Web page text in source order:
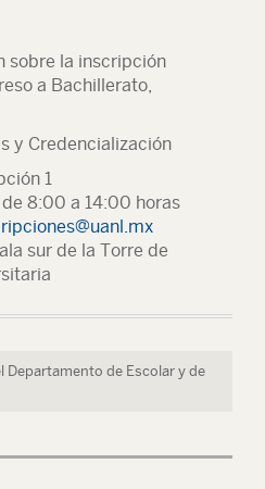
sobre la inscripción
a Bachillerato,
y Credencialización
1
8:00 a 14:00 horas
sur de la Torre de
Departamento de Escolar y de